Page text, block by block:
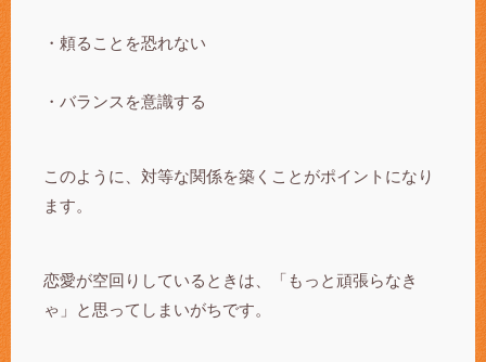
・頼ることを恐れない
・バランスを意識する
このように、対等な関係を築くことがポイントになり
ます。
恋愛が空回りしているときは、「もっと頑張らなき
ゃ」と思ってしまいがちです。